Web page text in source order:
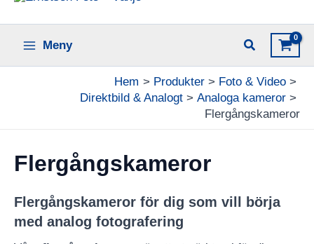
Meny
Hem Produkter
Foto & Video
Direktbild & Analogt
Analoga kameror
Flergångskameror
Flergångskameror
Flergångskameror för dig som vill börja
med analog fotografering